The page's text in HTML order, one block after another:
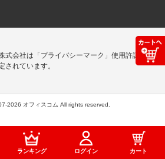
ランキング ログイン カート
式会社は「プライバシーマーク」使用許諾事
されています。
2026 オフィスコム All rights reserved.